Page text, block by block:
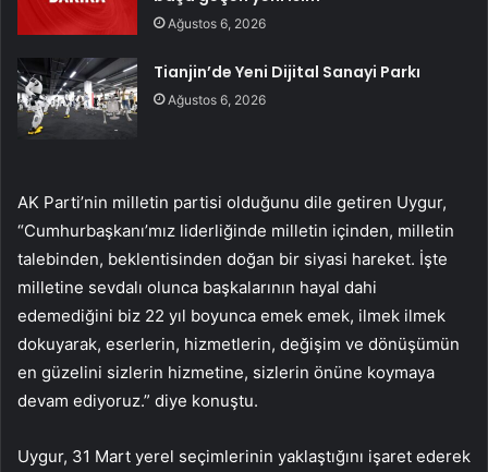
Ağustos 6, 2026
Tianjin’de Yeni Dijital Sanayi Parkı
Ağustos 6, 2026
AK Parti’nin milletin partisi olduğunu dile getiren Uygur,
“Cumhurbaşkanı’mız liderliğinde milletin içinden, milletin
talebinden, beklentisinden doğan bir siyasi hareket. İşte
milletine sevdalı olunca başkalarının hayal dahi
edemediğini biz 22 yıl boyunca emek emek, ilmek ilmek
dokuyarak, eserlerin, hizmetlerin, değişim ve dönüşümün
en güzelini sizlerin hizmetine, sizlerin önüne koymaya
devam ediyoruz.” diye konuştu.
Uygur, 31 Mart yerel seçimlerinin yaklaştığını işaret ederek